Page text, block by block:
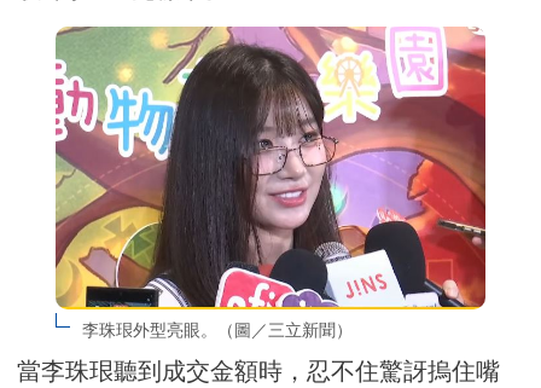
李珠珢外型亮眼。（圖／三立新聞）
當李珠珢聽到成交金額時，忍不住驚訝摀住嘴